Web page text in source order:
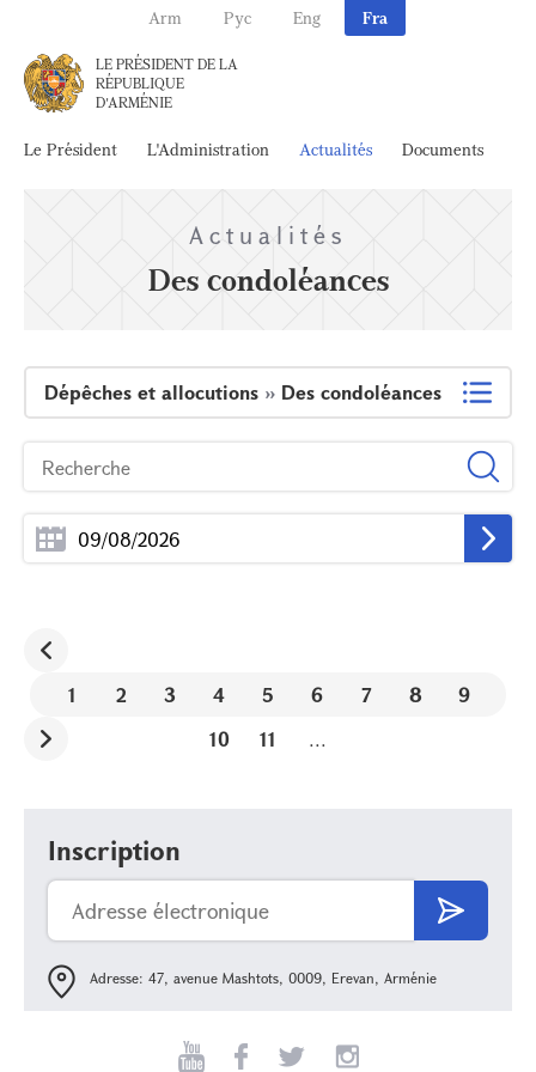
Arm Рус Eng Fra
LE PRÉSIDENT DE LA
RÉPUBLIQUE
D'ARMÉNIE
Le Président L'Administration Actualités Documents
Actualités
Des condoléances
Dépêches et allocutions » Des condoléances
1 2 3 4 5 6 7 8
9
10
11 ...
Inscription
Adresse: 47, avenue Mashtots, 0009, Erevan, Arménie